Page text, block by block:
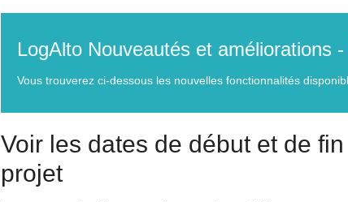
LogAlto Nouveautés et améliorations
Vous trouverez ci-dessous les nouvelles fonctionnalités
Voir les dates de début et de
projet